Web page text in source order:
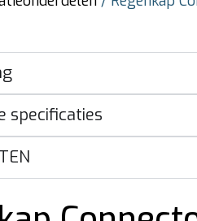
specificaties